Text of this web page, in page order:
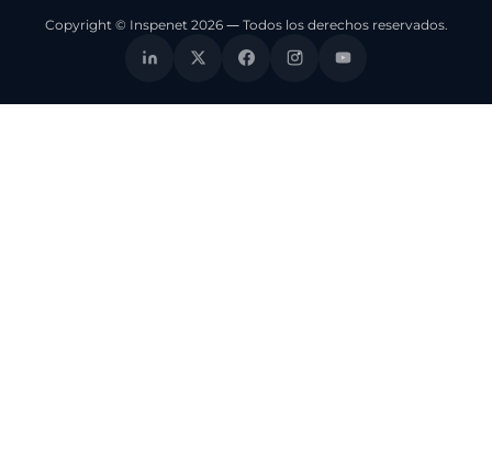
Copyright © Inspenet 2026 — Todos los derechos reservados.